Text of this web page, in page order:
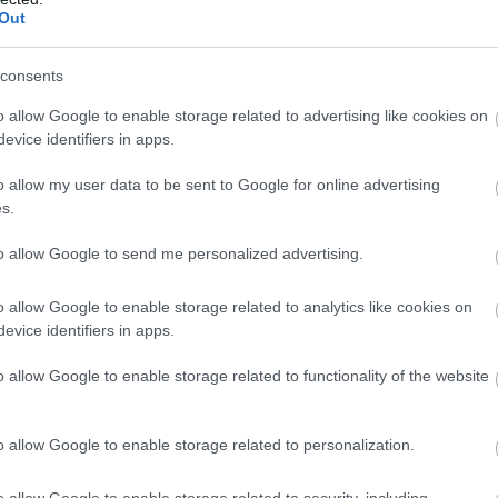
allow Google to enable storage related to advertising like cookies on
identifiers in apps.
allow my user data to be sent to Google for online advertising
allow Google to send me personalized advertising.
allow Google to enable storage related to analytics like cookies on
identifiers in apps.
allow Google to enable storage related to functionality of the website
allow Google to enable storage related to personalization.
ki ebben a "zárkózott" helyzetben?
akkor költöztetek össze.
és sokat kirándultunk a közeli erdőkben. Illetve
Így jutottunk el többször is a Balatonra.
északi parthoz különösen kötődöm. Ugyanilyen
Oda Peti vitt el először, és lenyűgözött a kilátás,
hogy ne menjünk emberek közé, de szerencsére
sokkal jobban szeretem az őszi, téli Balatont.
Mercato Ristorante, sokat jártunk oda a tavaszi, nyári